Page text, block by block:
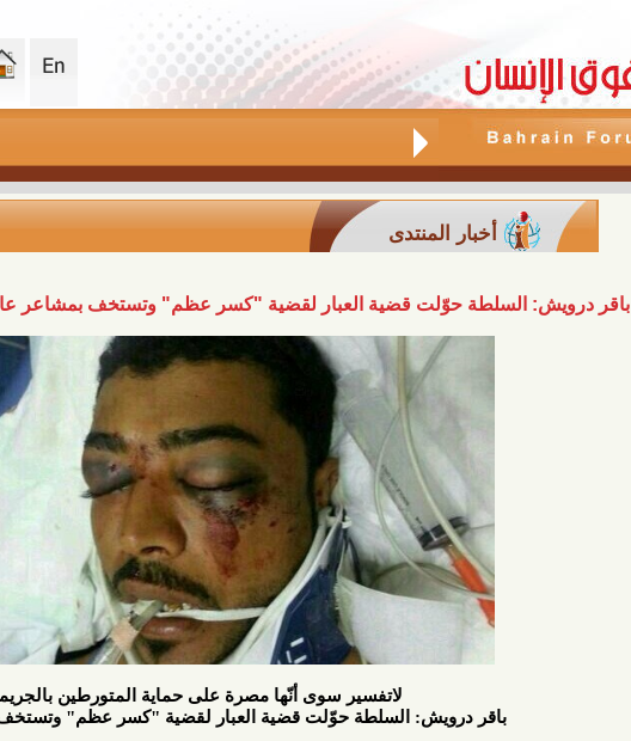
أخبار المنتدى
باقر درويش: السلطة حوّلت قضية العبار لقضية "كسر عظم" وتستخف بمشاعر
لاتفسير سوى أنّها مصرة على حماية المتورطين
باقر درويش: السلطة حوّلت قضية العبار لقضية "كسر عظم" وتستخف